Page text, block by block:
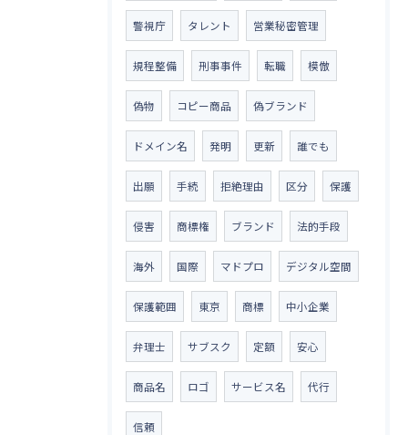
警視庁 タレント 営業秘密管理
規程整備 刑事事件 転職 模倣
偽物 コピー商品 偽ブランド
ドメイン名 発明 更新 誰でも
出願 手続 拒絶理由 区分 保護
侵害 商標権 ブランド 法的手段
海外 国際 マドプロ デジタル空間
保護範囲 東京 商標 中小企業
弁理士 サブスク 定額 安心
商品名 ロゴ サービス名 代行
信頼